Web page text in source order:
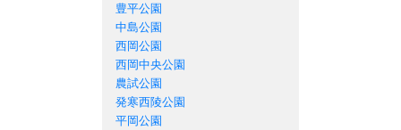
豊平公園
中島公園
西岡公園
西岡中央公園
農試公園
発寒西陵公園
平岡公園